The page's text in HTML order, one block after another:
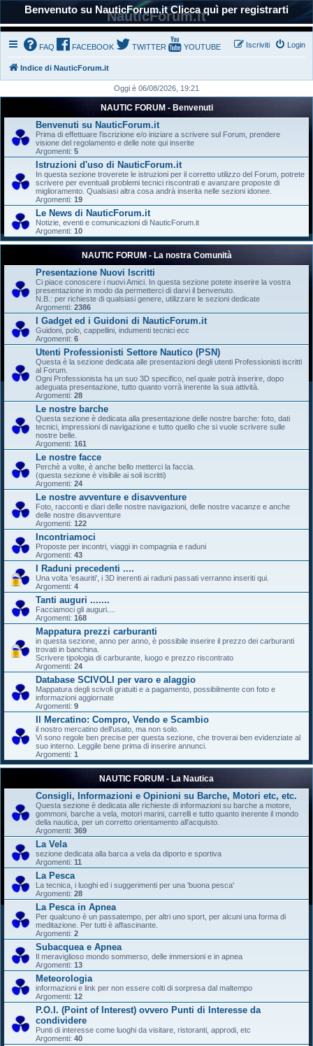
Benvenuto su NauticForum.it Clicca quì per registrarti
NauticForum.it
FAQ FACEBOOK TWITTER YOUTUBE Login
Iscriviti
Indice di NauticForum.it
Oggi è 06/08/2026, 19:21
NAUTIC FORUM - Benvenuti
Benvenuti su NauticForum.it
Prima di effettuare l'iscrizione e/o iniziare a scrivere sul Forum, prendere
visione del regolamento e delle note qui inserite
Argomenti: 5
Istruzioni d'uso di NauticForum.it
In questa sezione troverete le istruzioni per il corretto utilizzo del Forum, potrete
scrivere per eventuali problemi tecnici riscontrati e avanzare proposte di
miglioramento. Qualsiasi altra cosa andrà inserita nelle sezioni idonee.
Argomenti: 19
Le News di NauticForum.it
Notizie, eventi e comunicazioni di NauticForum.it
Argomenti: 10
NAUTIC FORUM - La nostra Comunità
Presentazione Nuovi Iscritti
Ci piace conoscere i nuovi Amici. In questa sezione potete inserire la vostra
presentazione in modo da permetterci di darvi il benvenuto.
N.B.: per richieste di qualsiasi genere, utilizzare le sezioni dedicate
Argomenti: 2386
I Gadget ed i Guidoni di NauticForum.it
Guidoni, polo, cappellini, indumenti tecnici ecc
Argomenti: 6
Utenti Professionisti Settore Nautico (PSN)
Questa è la sezione dedicata alle presentazioni degli utenti Professionisti iscritti
al Forum.
Ogni Professionista ha un suo 3D specifico, nel quale potrà inserire, dopo
adeguata presentazione, tutto quanto vorrà inerente la sua attività.
Argomenti: 28
Le nostre barche
Questa sezione è dedicata alla presentazione delle nostre barche: foto, dati
tecnici, impressioni di navigazione e tutto quello che si vuole scrivere sulle
nostre belle.
Argomenti: 161
Le nostre facce
Perchè a volte, è anche bello metterci la faccia.
(questa sezione è visibile ai soli iscritti)
Argomenti: 24
Le nostre avventure e disavventure
Foto, racconti e diari delle nostre navigazioni, delle nostre vacanze e anche
delle nostre disavventure
Argomenti: 122
Incontriamoci
Proposte per incontri, viaggi in compagnia e raduni
Argomenti: 43
I Raduni precedenti ....
Una volta 'esauriti', i 3D inerenti ai raduni passati verranno inseriti qui.
Argomenti: 4
Tanti auguri .......
Facciamoci gli auguri....
Argomenti: 168
Mappatura prezzi carburanti
in questa sezione, anno per anno, è possibile inserire il prezzo dei carburanti
trovati in banchina.
Scrivere tipologia di carburante, luogo e prezzo riscontrato
Argomenti: 24
Database SCIVOLI per varo e alaggio
Mappatura degli scivoli gratuiti e a pagamento, possibilmente con foto e
informazioni aggiornate
Argomenti: 9
Il Mercatino: Compro, Vendo e Scambio
il nostro mercatino dell'usato, ma non solo.
Vi sono regole ben precise per questa sezione, che troverai ben evidenziate al
suo interno. Leggile bene prima di inserire annunci.
Argomenti: 1
NAUTIC FORUM - La Nautica
Consigli, Informazioni e Opinioni su Barche, Motori etc, etc.
Questa sezione è dedicata alle richieste di informazioni su barche a motore,
gommoni, barche a vela, motori marini, carrelli e tutto quanto inerente il mondo
della nautica, per un corretto orientamento all'acquisto.
Argomenti: 369
La Vela
sezione dedicata alla barca a vela da diporto e sportiva
Argomenti: 11
La Pesca
La tecnica, i luoghi ed i suggerimenti per una 'buona pesca'
Argomenti: 28
La Pesca in Apnea
Per qualcuno è un passatempo, per altri uno sport, per alcuni una forma di
meditazione. Per tutti è affascinante.
Argomenti: 2
Subacquea e Apnea
Il meraviglioso mondo sommerso, delle immersioni e in apnea
Argomenti: 13
Meteorologia
informazioni e link per non essere colti di sorpresa dal maltempo
Argomenti: 12
P.O.I. (Point of Interest) ovvero Punti di Interesse da
condividere
Punti di interesse come luoghi da visitare, ristoranti, approdi, etc
Argomenti: 40